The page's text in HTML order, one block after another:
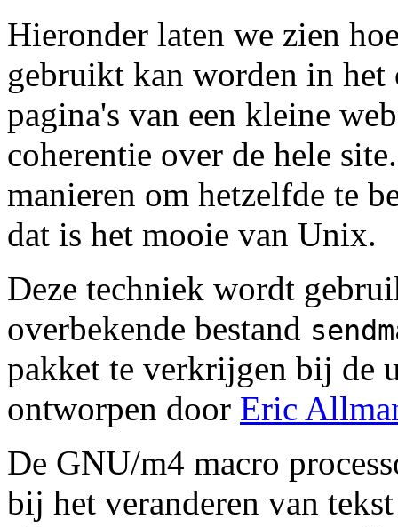
Hieronder laten we zien
gebruikt kan worden in
pagina's van een kleine
coherentie over de hele
manieren om hetzelfde te
dat is het mooie van Unix.
Deze techniek wordt
overbekende bestand
pakket te verkrijgen bij de
ontworpen door Eric
De GNU/m4 macro
bij het veranderen van